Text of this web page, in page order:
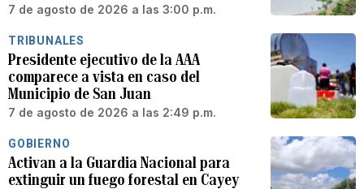
7 de agosto de 2026 a las 3:00 p.m.
TRIBUNALES
Presidente ejecutivo de la AAA
comparece a vista en caso del
Municipio de San Juan
7 de agosto de 2026 a las 2:49 p.m.
GOBIERNO
Activan a la Guardia Nacional para
extinguir un fuego forestal en Cayey